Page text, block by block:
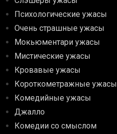
Психологические ужасы
Очень страшные ужасы
Мокьюментари ужасы
Мистические ужасы
Кровавые ужасы
Короткометражные ужасы
Комедийные ужасы
Джалло
Комедии со смыслом